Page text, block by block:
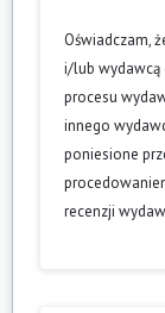
Oświadczam,
i/lub wydawcą
procesu
innego
poniesione
recenzji